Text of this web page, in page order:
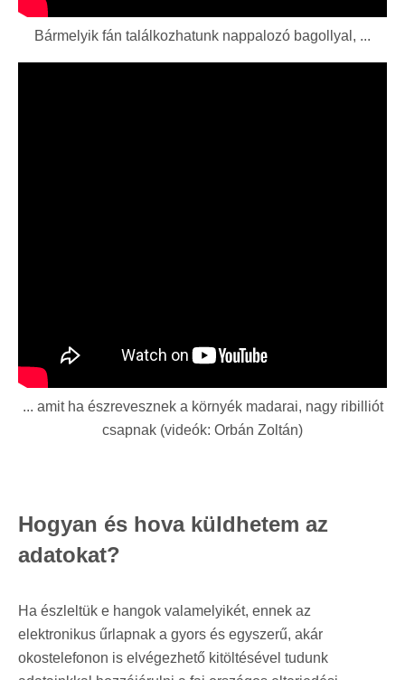
Bármelyik fán találkozhatunk nappalozó bagollyal, ...
... amit ha észrevesznek a környék madarai, nagy ribilliót
csapnak (videók: Orbán Zoltán)
Hogyan és hova küldhetem az
adatokat?
Ha észleltük e hangok valamelyikét, ennek az
elektronikus űrlapnak a gyors és egyszerű, akár
okostelefonon is elvégezhető kitöltésével tudunk